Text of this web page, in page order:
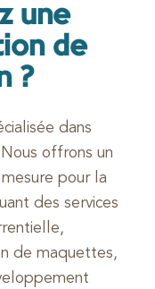
une
de
?
dans
Nous offrons un
pour la
des services
de maquettes,